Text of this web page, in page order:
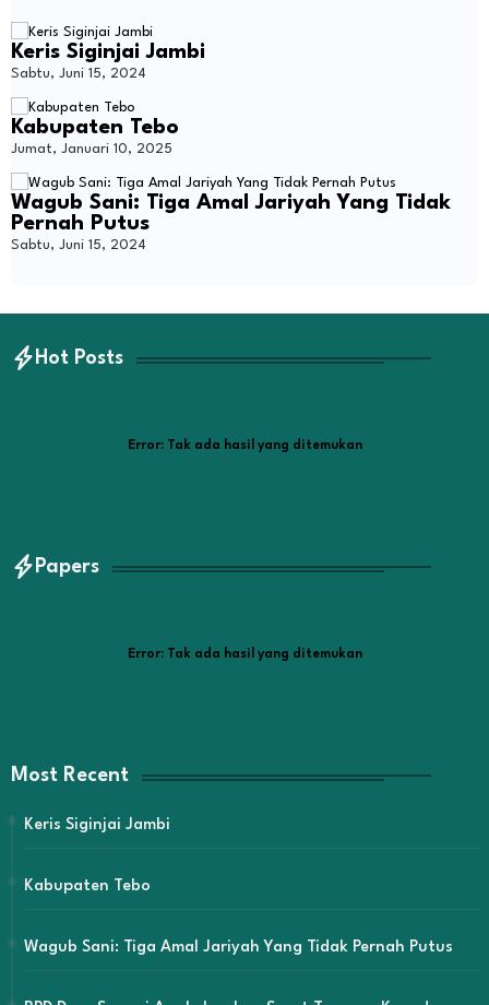
Keris Siginjai Jambi
Sabtu, Juni 15, 2024
Kabupaten Tebo
Jumat, Januari 10, 2025
Wagub Sani: Tiga Amal Jariyah Yang Tidak
Pernah Putus
Sabtu, Juni 15, 2024
Hot Posts
Error:Tak ada hasil yang ditemukan
Papers
Error:Tak ada hasil yang ditemukan
Most Recent
Keris Siginjai Jambi
Kabupaten Tebo
Wagub Sani: Tiga Amal Jariyah Yang Tidak Pernah Putus